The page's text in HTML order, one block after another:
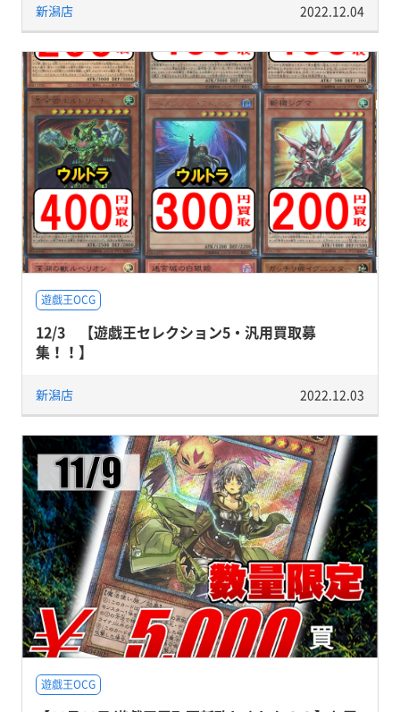
新潟店 2022.12.04
遊戯王OCG
12/3 【遊戯王セレクション5・汎用買取募
集！！】
新潟店 2022.12.03
遊戯王OCG